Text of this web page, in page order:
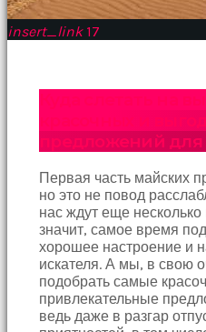
insert_link 17
красочных и
предложений для
Первая часть майских
но это не повод
нас ждут еще
значит, самое время
хорошее настроение и
искателя. А мы, в свою
подобрать самые
привлекательные
ведь даже в разгар